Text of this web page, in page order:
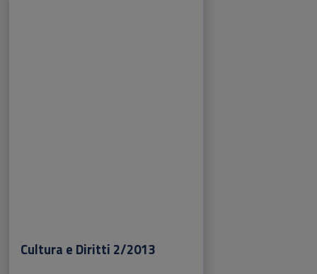
Cultura e Diritti 2/2013